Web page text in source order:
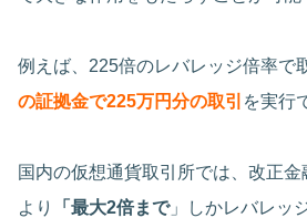
例えば、225倍のレバレッジ倍率で
の証拠金で225万円分の取引 を実行
国内の仮想通貨取引所では、改正
より
「最大2倍まで」しかレバレッ